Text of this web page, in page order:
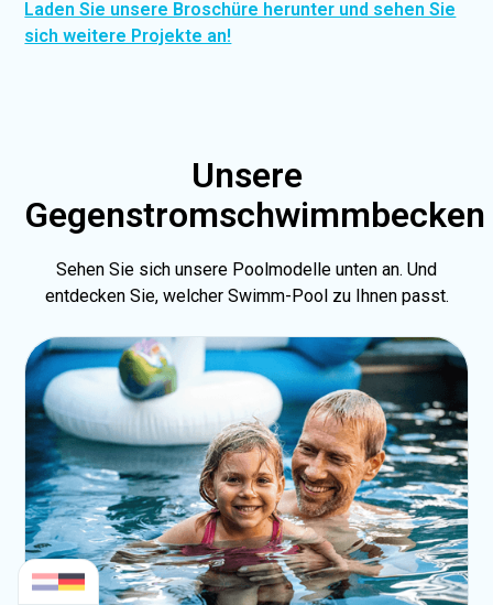
Laden Sie unsere Broschüre herunter und sehen Sie
sich weitere Projekte an!
Unsere
Gegenstromschwimmbecken
entdecken Sie, welcher Swimm-Pool zu Ihnen passt.